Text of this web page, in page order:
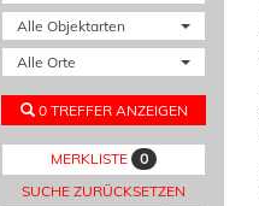
Alle Objektarten
Alle Orte
0 TREFFER ANZEIGEN
MERKLISTE
0
SUCHE ZURÜCKSETZEN